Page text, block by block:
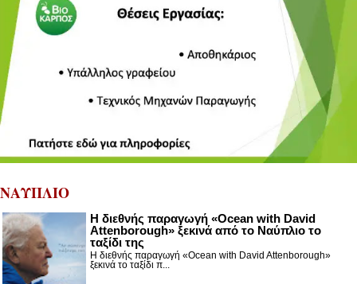
ΝΑΥΠΛΙΟ
Η διεθνής παραγωγή «Ocean with David
Attenborough» ξεκινά από το Ναύπλιο το
ταξίδι της
Η διεθνής παραγωγή «Ocean with David Attenborough»
ξεκινά το ταξίδι π...